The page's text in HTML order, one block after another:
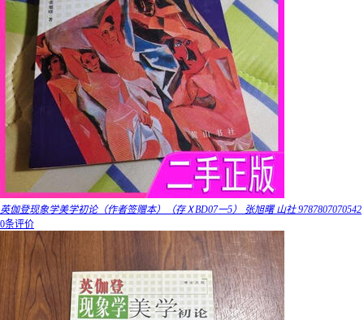
英伽登现象学美学初论（作者签赠本）（存ⅩBD07一5） 张旭曙 山社 9787807070542
0条评价